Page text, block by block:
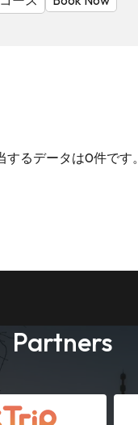
するデータは0件です。
Partners